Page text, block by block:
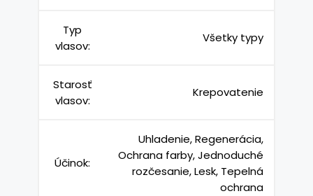
Typ
vlasov:
Všetky typy
Starosť
vlasov:
Krepovatenie
Účinok:
Uhladenie, Regenerácia,
Ochrana farby, Jednoduché
rozčesanie, Lesk, Tepelná
ochrana